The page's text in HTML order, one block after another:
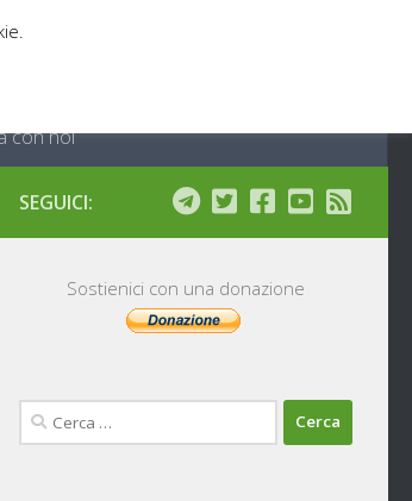
con noi
SEGUICI:
Sostienici con una donazione
Ricerca
per: